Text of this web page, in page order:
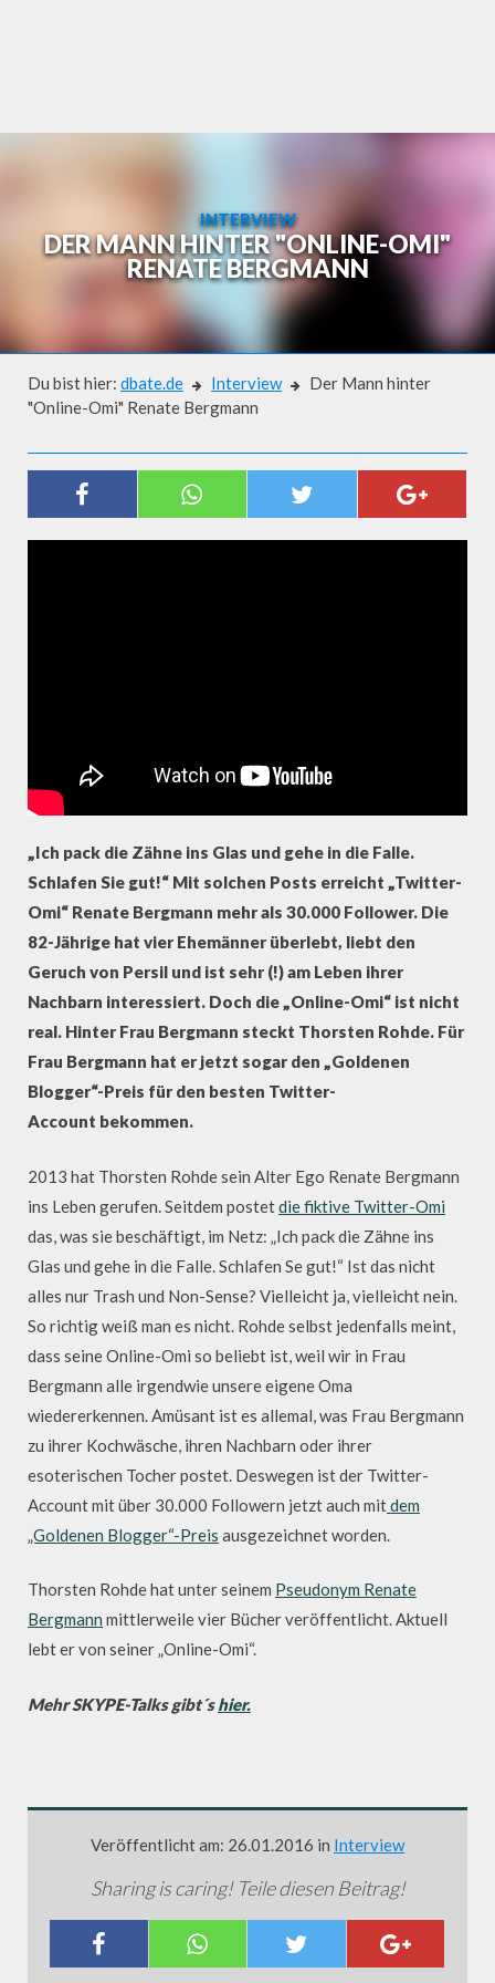
INTERVIEW
DER MANN HINTER "ONLINE-OMI"
RENATE BERGMANN
Du bist hier: dbate.de Interview
Der Mann hinter
"Online-Omi" Renate Bergmann
DER MANN HINTER "ONLINE-OMI"
RENATE BERGMANN
„Ich pack die Zähne ins Glas und gehe in die Falle.
Schlafen Sie gut!“ Mit solchen Posts erreicht „Twitter-
Omi“ Renate Bergmann mehr als 30.000 Follower. Die
82-Jährige hat vier Ehemänner überlebt, liebt den
Geruch von Persil und ist sehr (!) am Leben ihrer
Nachbarn interessiert. Doch die „Online-Omi“ ist nicht
real. Hinter Frau Bergmann steckt Thorsten Rohde. Für
Frau Bergmann hat er jetzt sogar den „Goldenen
Blogger“-Preis für den besten Twitter-
Account bekommen.
2013 hat Thorsten Rohde sein Alter Ego Renate Bergmann
ins Leben gerufen. Seitdem postetdie fiktive Twitter-Omi
das, was sie beschäftigt, im Netz: „Ich pack die Zähne ins
Glas und gehe in die Falle. Schlafen Se gut!“ Ist das nicht
alles nur Trash und Non-Sense? Vielleicht ja, vielleicht nein.
So richtig weiß man es nicht. Rohde selbst jedenfalls meint,
dass seine Online-Omi so beliebt ist, weil wir in Frau
Bergmann alle irgendwie unsere eigene Oma
wiedererkennen. Amüsant ist es allemal, was Frau Bergmann
zu ihrer Kochwäsche, ihren Nachbarn oder ihrer
esoterischen Tocher postet. Deswegen ist der Twitter-
Account mit über 30.000 Followern jetzt auch mitdem
„Goldenen Blogger“-Preis ausgezeichnet worden.
Thorsten Rohde hat unter seinem Pseudonym Renate
Bergmann mittlerweile vier Bücher veröffentlicht. Aktuell
lebt er von seiner „Online-Omi“.
Mehr SKYPE-Talks gibt´shier.
Veröffentlicht am: 26.01.2016 in Interview
Sharing is caring! Teile diesen Beitrag!